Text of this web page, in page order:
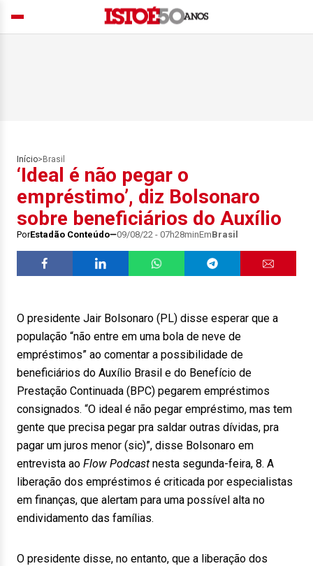
Início> Brasil
‘Ideal é não pegar o
empréstimo’, diz Bolsonaro
sobre beneficiários do Auxílio
PorEstadão Conteúdo 09/08/22 - 07h28minEmBrasil
O presidente Jair Bolsonaro (PL) disse esperar que a
população “não entre em uma bola de neve de
empréstimos” ao comentar a possibilidade de
beneficiários do Auxílio Brasil e do Benefício de
Prestação Continuada (BPC) pegarem empréstimos
consignados. “O ideal é não pegar empréstimo, mas tem
gente que precisa pegar pra saldar outras dívidas, pra
pagar um juros menor (sic)”, disse Bolsonaro em
entrevista ao Flow Podcast nesta segunda-feira, 8. A
liberação dos empréstimos é criticada por especialistas
em finanças, que alertam para uma possível alta no
endividamento das famílias.
O presidente disse, no entanto, que a liberação dos